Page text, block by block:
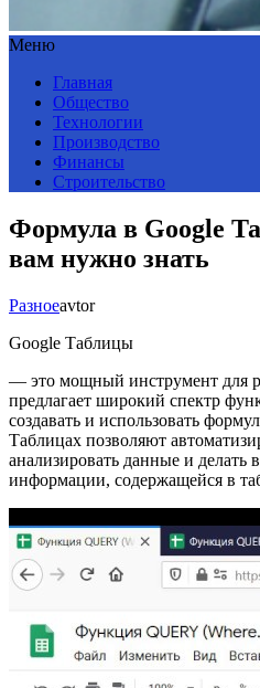
Меню
Главная
Общество
Технологии
Производство
Финансы
Строительство
Формула в Google
вам нужно знать
Разноеavtor
Google Таблицы
— это мощный инструмент для
предлагает широкий спектр
создавать и использовать
Таблицах позволяют
анализировать данные и делать
информации, содержащейся в